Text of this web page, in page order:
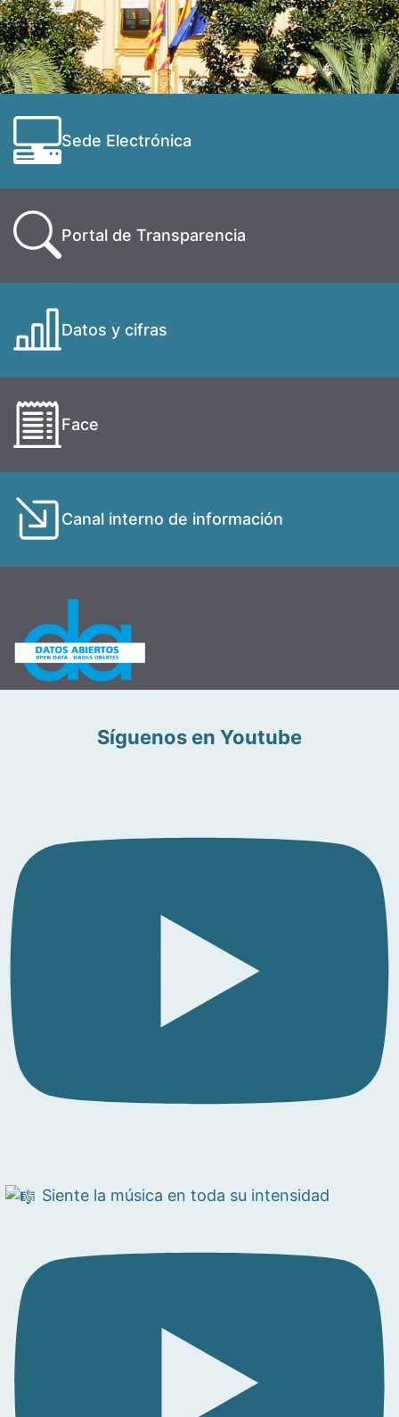
Sede Electrónica
Portal de Transparencia
Datos y cifras
Face
Canal interno de información
Síguenos en Youtube
Siente la música en toda su intensidad